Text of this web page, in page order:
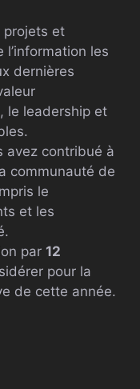
projets et
les
dernières
le leadership et
avez contribué à
communauté de
le
et les
par 12
pour la
de cette année.